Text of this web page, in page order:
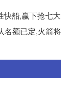
快船,赢下抢七大
名额已定,火箭将